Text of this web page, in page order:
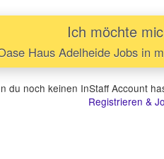
Ich möchte
Haus Adelheide Jobs in
du noch keinen InStaff Account
Registrieren &